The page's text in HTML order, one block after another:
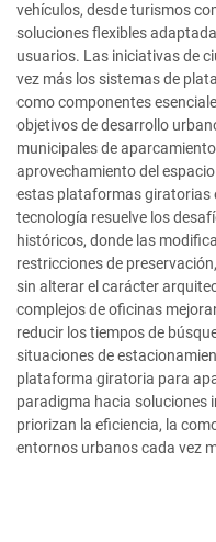
vehículos, desde turismos
soluciones flexibles
usuarios. Las iniciativas de
vez más los sistemas de
como componentes
objetivos de desarrollo
municipales de
aprovechamiento del
estas plataformas giratorias
tecnología resuelve los
históricos, donde las
restricciones de
sin alterar el carácter
complejos de oficinas
reducir los tiempos de
situaciones de
plataforma giratoria para
paradigma hacia soluciones
priorizan la eficiencia, la
entornos urbanos cada vez